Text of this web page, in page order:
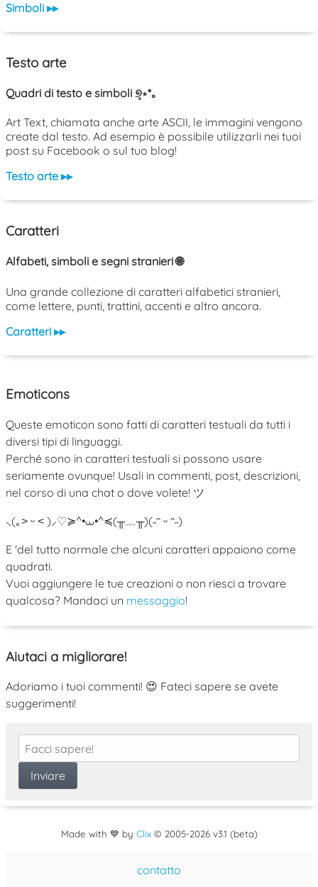
Simboli ▸▸
Testo arte
Quadri di testo e simboli ୭̥⋆*｡
Art Text, chiamata anche arte ASCII, le immagini vengono
create dal testo. Ad esempio è possibile utilizzarli nei tuoi
post su Facebook o sul tuo blog!
Testo arte ▸▸
Caratteri
Alfabeti, simboli e segni stranieri 🌐
Una grande collezione di caratteri alfabetici stranieri,
come lettere, punti, trattini, accenti e altro ancora.
Caratteri ▸▸
Emoticons
Queste emoticon sono fatti di caratteri testuali da tutti i
diversi tipi di linguaggi.
Perché sono in caratteri testuali si possono usare
seriamente ovunque! Usali in commenti, post, descrizioni,
nel corso di una chat o dove volete! ツ
⸜(｡˃ ᵕ ˂ )⸝♡≽^•⩊•^≼(╥﹏╥)(˶ᵔ ᵕ ᵔ˶)
E 'del tutto normale che alcuni caratteri appaiono come
quadrati.
Vuoi aggiungere le tue creazioni o non riesci a trovare
qualcosa? Mandaci un messaggio!
Aiutaci a migliorare!
Adoriamo i tuoi commenti! 😍 Fateci sapere se avete
suggerimenti!
Made with 💙 by Clix© 2005-2026 v3.1 (beta)
contatto